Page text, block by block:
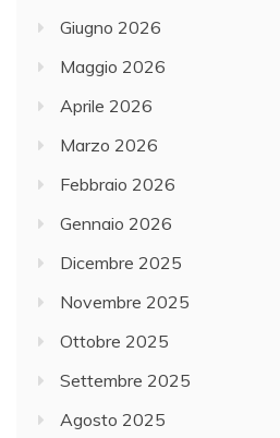
Giugno 2026
Maggio 2026
Aprile 2026
Marzo 2026
Febbraio 2026
Gennaio 2026
Dicembre 2025
Novembre 2025
Ottobre 2025
Settembre 2025
Agosto 2025